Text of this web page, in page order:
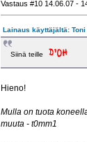
Vastaus #10 14.06.07 -
Lainaus käyttäjältä: Toni
Siinä teille
Hieno!
Mulla on tuota
muuta - t0mm1